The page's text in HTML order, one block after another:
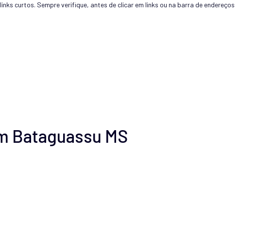
curtos. Sempre verifique, antes de clicar em links ou na barra de endereços
Bataguassu MS